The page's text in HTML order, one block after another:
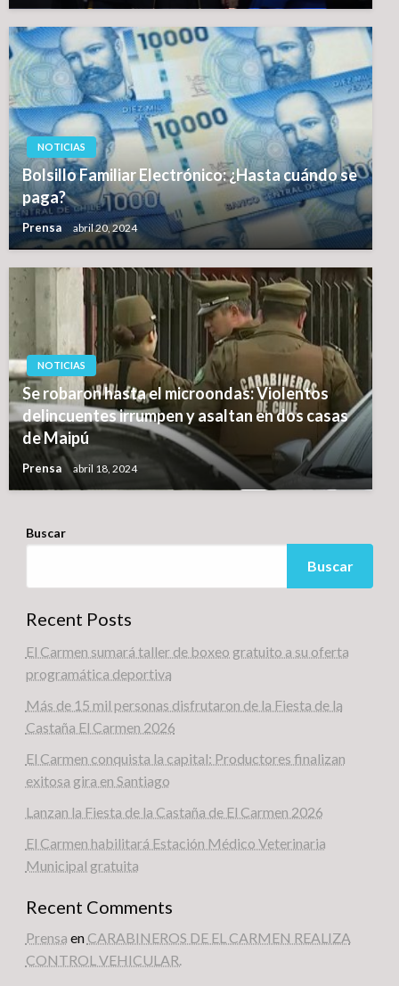
NOTICIAS
Bolsillo Familiar Electrónico: ¿Hasta cuándo se
paga?
Prensa abril 20, 2024
NOTICIAS
Se robaron hasta el microondas: Violentos
delincuentes irrumpen y asaltan en dos casas
de Maipú
Prensa abril 18, 2024
Buscar
Buscar
Recent Posts
El Carmen sumará taller de boxeo gratuito a su oferta
programática deportiva
Más de 15 mil personas disfrutaron de la Fiesta de la
Castaña El Carmen 2026
El Carmen conquista la capital: Productores finalizan
exitosa gira en Santiago
Lanzan la Fiesta de la Castaña de El Carmen 2026
El Carmen habilitará Estación Médico Veterinaria
Municipal gratuita
Recent Comments
Prensa en CARABINEROS DE EL CARMEN REALIZA
CONTROL VEHICULAR.